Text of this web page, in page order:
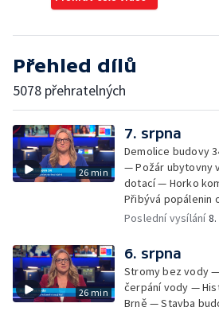
Přehled dílů
5078 přehratelných
26 min
7. srpna
Demolice budovy
— Požár ubytovny
dotací — Horko
Přibývá popálenin
Začíná prodej
Poslední vysílání
26 min
6. srpna
Stromy bez vody
čerpání vody —
Brně — Stavba